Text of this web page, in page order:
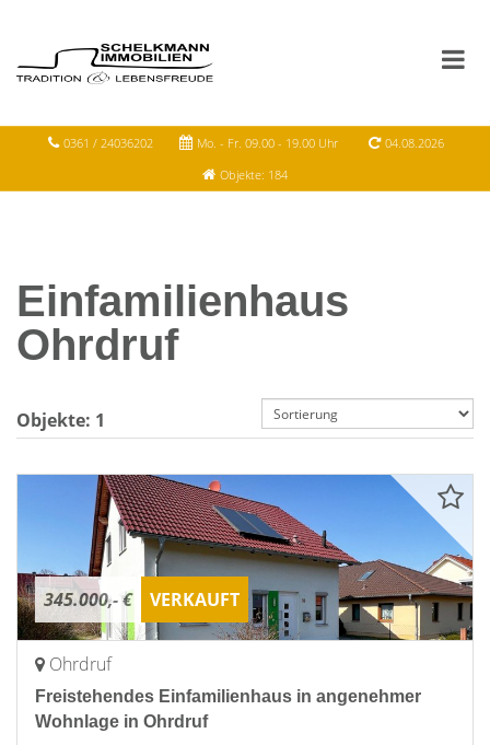
0361 / 24036202 Mo. - Fr. 09.00 - 19.00 Uhr
04.08.2026
Objekte: 184
Einfamilienhaus
Ohrdruf
Objekte: 1
345.000,- € VERKAUFT
Ohrdruf
Freistehendes Einfamilienhaus in angenehmer
Wohnlage in Ohrdruf